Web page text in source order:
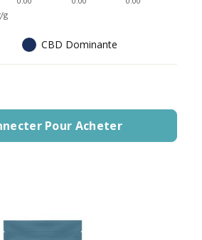
g
CBD Dominante
Pour Acheter